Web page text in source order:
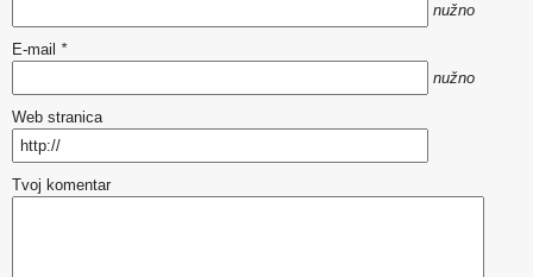
nužno
E-mail *
nužno
Web stranica
Tvoj komentar